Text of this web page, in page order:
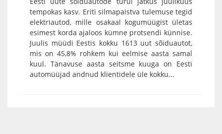
tempokas kasv. Eriti silmapaistva tulemuse tegid
elektriautod, mille osakaal kogumüügist ületas
esimest korda ajaloos kümne protsendi künnise.
Juulis müüdi Eestis kokku 1613 uut sõiduautot,
mis on 45,8% rohkem kui eelmise aasta samal
kuul. Tänavuse aasta seitsme kuuga on Eesti
automüüjad andnud klientidele üle kokku...